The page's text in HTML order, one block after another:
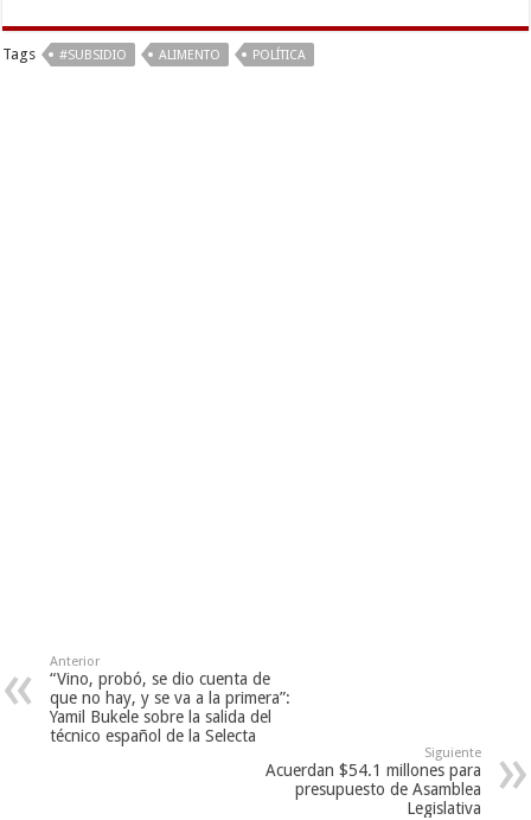
Tags #SUBSIDIO ALIMENTO POLÍTICA
Anterior
“Vino, probó, se dio cuenta de
que no hay, y se va a la primera”:
Yamil Bukele sobre la salida del
técnico español de la Selecta
Siguiente
Acuerdan $54.1 millones para
presupuesto de Asamblea
Legislativa